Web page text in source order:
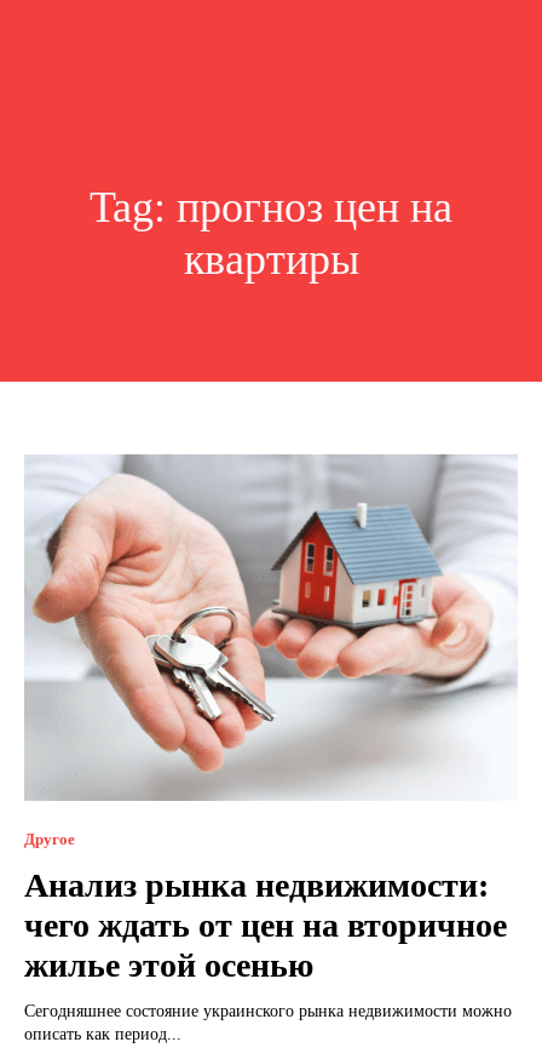
Tag: прогноз цен на
квартиры
Другое
Анализ рынка недвижимости:
чего ждать от цен на вторичное
жилье этой осенью
Сегодняшнее состояние украинского рынка недвижимости можно
описать как период...